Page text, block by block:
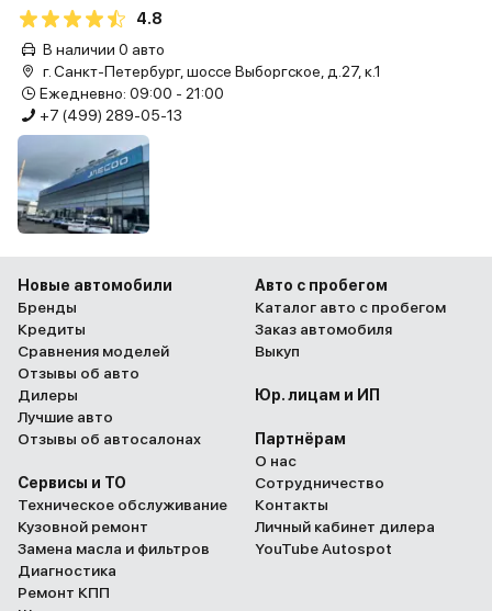
4.8
В наличии 0 авто
г. Санкт-Петербург, шоссе Выборгское, д.27, к.1
Ежедневно: 09:00 - 21:00
+7 (499) 289-05-13
Новые автомобили
Бренды
Кредиты
Сравнения моделей
Отзывы об авто
Дилеры
Лучшие авто
Отзывы об автосалонах
Сервисы и ТО
Техническое обслуживание
Кузовной ремонт
Замена масла и фильтров
Диагностика
Ремонт КПП
Авто с пробегом
Каталог авто с пробегом
Заказ автомобиля
Выкуп
Юр. лицам и ИП
Партнёрам
О нас
Сотрудничество
Контакты
Личный кабинет дилера
YouTube Autospot